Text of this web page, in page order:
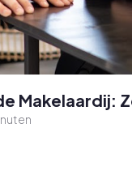
Makelaardij: